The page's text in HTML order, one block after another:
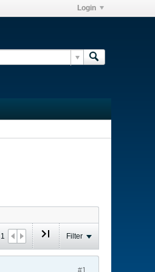
Login
1 Filter
#1